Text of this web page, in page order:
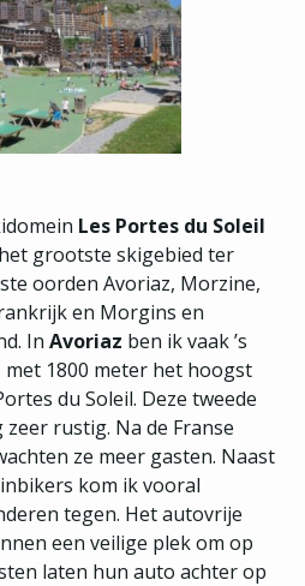
Les Portes du Soleil
grootste skigebied ter
oorden Avoriaz, Morzine,
en Morgins en
InAvoriaz ben ik vaak ’s
1800 meter het hoogst
du Soleil. Deze tweede
rustig. Na de Franse
ze meer gasten. Naast
kom ik vooral
tegen. Het autovrije
een veilige plek om op
laten hun auto achter op